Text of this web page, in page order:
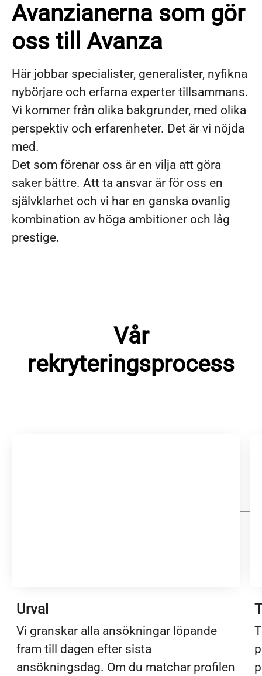
Avanzianerna som gör
oss till Avanza
Här jobbar specialister, generalister, nyfikna
nybörjare och erfarna experter tillsammans.
Vi kommer från olika bakgrunder, med olika
perspektiv och erfarenheter. Det är vi nöjda
med.
Det som förenar oss är en vilja att göra
saker bättre. Att ta ansvar är för oss en
självklarhet och vi har en ganska ovanlig
kombination av höga ambitioner och låg
prestige.
Vår
rekryteringsprocess
Urval
Vi granskar alla ansökningar löpande
fram till dagen efter sista
ansökningsdag. Om du matchar profilen